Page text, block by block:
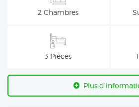
2 Chambres
3 Pièces
Plus